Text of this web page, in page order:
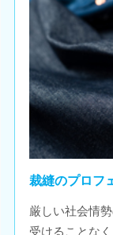
裁縫のプロフ
厳しい社会情
受けることな